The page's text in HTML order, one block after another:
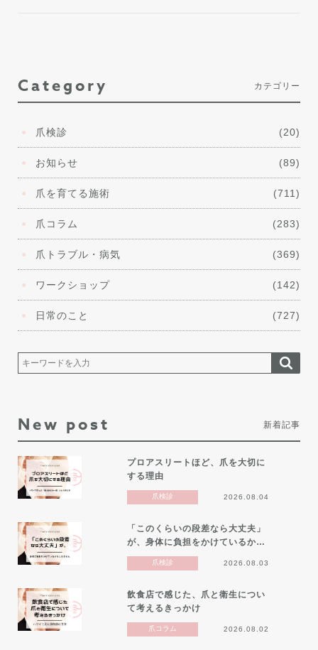
Category カテゴリー
爪検診 (20)
お知らせ (89)
爪を育てる施術 (711)
爪コラム (283)
爪トラブル・病気 (369)
ワークショップ (142)
日常のこと (727)
New post 新着記事
プロアスリートほど、爪を大切に
する理由
爪検診 2026.08.04
「このくらいの段差なら大丈夫」
が、身体に負担をかけているか…
爪検診 2026.08.03
飲食店で感じた、爪と衛生につい
て考えるきっかけ
爪コラム 2026.08.02